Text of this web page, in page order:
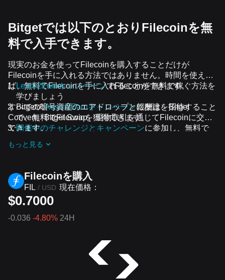
Bitgetでは以下のとおりFilecoinを無
料で入手できます。
現実のお金を使ってFilecoinを購入することだけが
Filecoinを手に入れる方法ではありません。時間を使え
ば、無料でFilecoinを手に入れることができます。
Learn2EarnキャンペーンでFilecoinを無料で稼ぐ方法を
学びましょう
BitgetのAssist2Earnキャンペーンに友達を招待すること
で、無料でFilecoinを獲得できます。
開催中のチャレンジとキャンペーンに参加し、無料で
すべての暗号資産のエアドロップと報酬は、Bitget
Convert、Bitget Swap、現物取引を通じてFilecoinに交換
できます。
もっと見る
Filecoinを‌購入
FIL / USD 現在価格：
$0.7000
-0.036 -4.80% 24H